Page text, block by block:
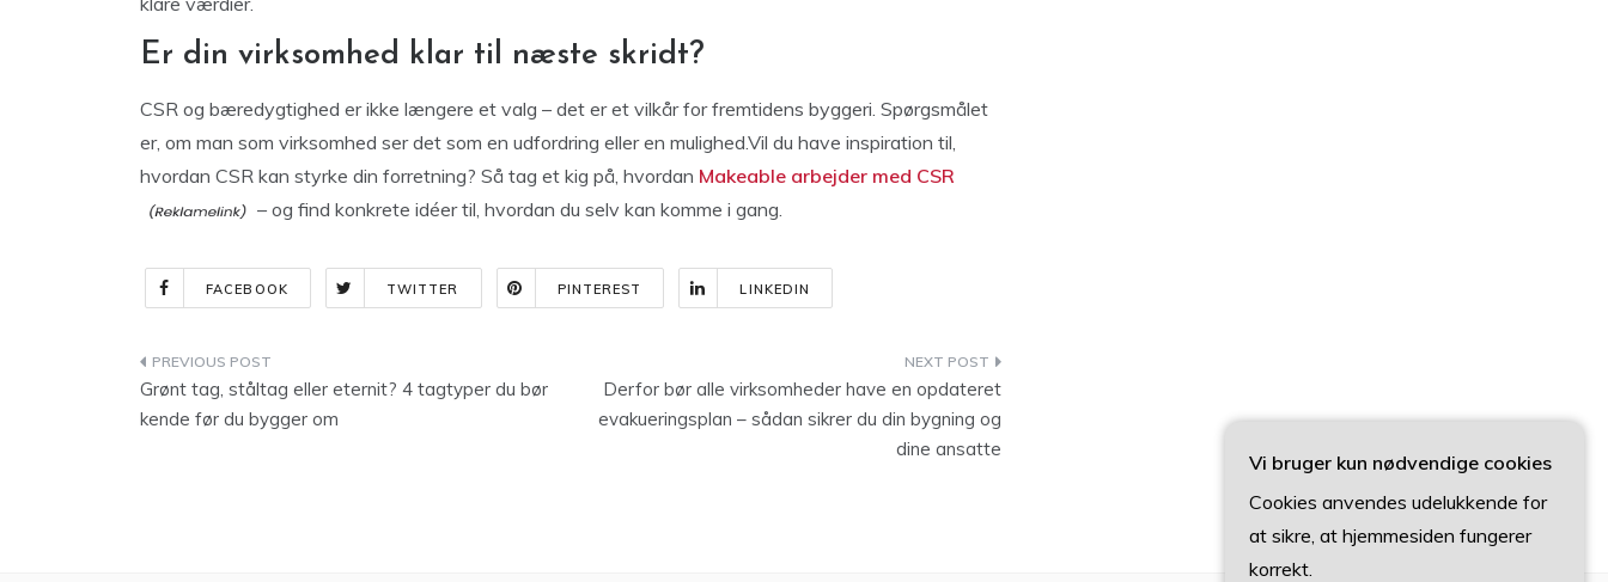
Er din virksomhed klar til næste skridt?
CSR og bæredygtighed er ikke længere et valg – det er et vilkår for fremtidens byggeri. Spørgsmålet
er, om man som virksomhed ser det som en udfordring eller en mulighed.Vil du have inspiration til,
hvordan CSR kan styrke din forretning? Så tag et kig på, hvordan Makeable arbejder med CSR
– og find konkrete idéer til, hvordan du selv kan komme i gang.
FACEBOOK TWITTER PINTEREST LINKEDIN
Indlægsnavigation
Grønt tag, ståltag eller eternit? 4 tagtyper du bør
kende før du bygger om
Derfor bør alle virksomheder have en opdateret
evakueringsplan – sådan sikrer du din bygning og
dine ansatte
Vi bruger kun nødvendige cookies
Cookies anvendes udelukkende for
at sikre, at hjemmesiden fungerer
korrekt.